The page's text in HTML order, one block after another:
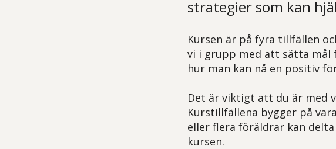
strategier som kan
Kursen är på fyra tillfällen
vi i grupp med att sätta mål
hur man kan nå en positiv
Det är viktigt att du är med
Kurstillfällena bygger på
eller flera föräldrar kan
kursen.